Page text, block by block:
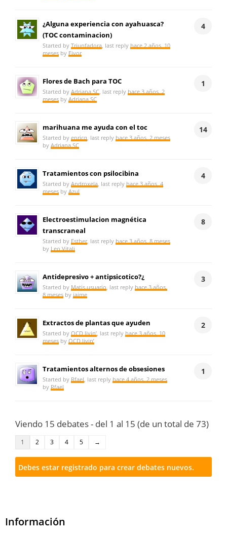
¿Alguna experiencia con ayahuasca?
(TOC contaminacion)
Started byTriunfadora , last reply hace 2 años, 10
meses by Eivor
4
Flores de Bach para TOC
Started byAdriana SC , last reply hace 3 años, 2
meses byAdriana SC
1
marihuana me ayuda con el toc
Started byenricq , last reply hace 3 años, 2 meses
byAdriana SC
14
Tratamientos con psilocibina
Started byAndroxela , last reply hace 3 años, 4
meses byAzul
4
Electroestimulacion magnética
transcraneal
Started by Esther , last reply hace 3 años, 8 meses
by Leo Vitali
8
Antidepresivo + antipsicotico?¿
Started by Matis usuario , last reply hace 3 años,
8 meses by jaime
3
Extractos de plantas que ayuden
Started byOCD livin’ , last reply hace 3 años, 10
meses byOCD livin’
2
Tratamientos alternos de obsesiones
Started by Rfael , last reply hace 4 años, 2 meses
by Rfael
1
Viendo 15 debates - del 1 al 15 (de un total de 73)
1 2 3 4 5 →
Debes estar registrado para crear debates nuevos.
Información